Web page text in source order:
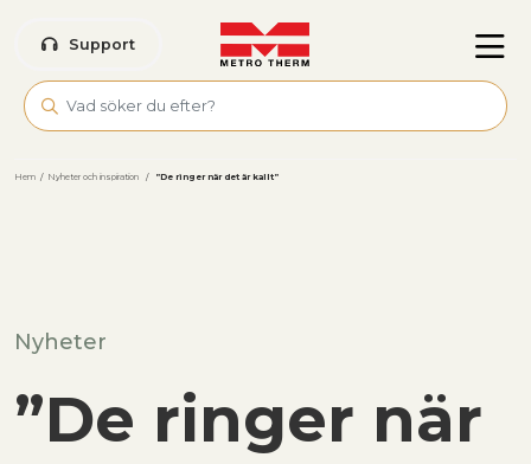
Support
Hem / Nyheter och inspiration / ”De ringer när det är kallt”
Nyheter
”De ringer när